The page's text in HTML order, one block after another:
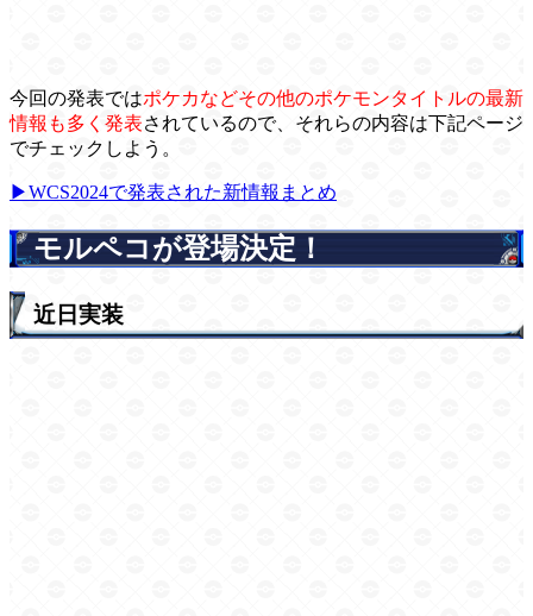
今回の発表ではポケカなどその他のポケモンタイトルの最新
情報も多く発表されているので、それらの内容は下記ページ
でチェックしよう。
▶WCS2024で発表された新情報まとめ
モルペコが登場決定！
近日実装